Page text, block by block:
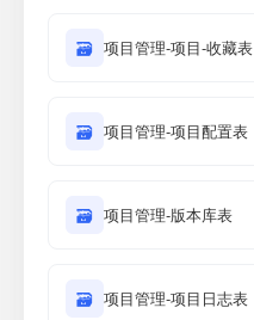
🗃 项目管理-项目-收藏表
🗃 项目管理-项目配置表
🗃 项目管理-版本库表
🗃 项目管理-项目日志表